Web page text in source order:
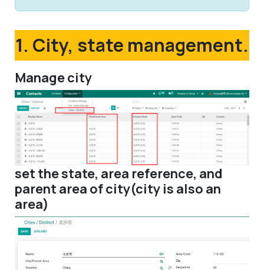
1. City, state management.
Manage city
set the state, area reference, and
parent area of city(city is also an
area)